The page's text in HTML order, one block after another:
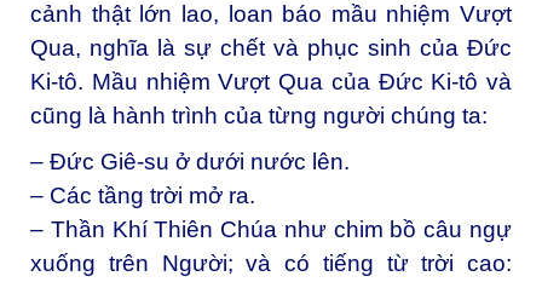
cảnh thật lớn lao, loan báo mầu nhiệm Vượt
Qua, nghĩa là sự chết và phục sinh của Đức
Ki-tô. Mầu nhiệm Vượt Qua của Đức Ki-tô và
cũng là hành trình của từng người chúng ta:
– Đức Giê-su ở dưới nước lên.
– Các tầng trời mở ra.
– Thần Khí Thiên Chúa như chim bồ câu ngự
xuống trên Người; và có tiếng từ trời cao: